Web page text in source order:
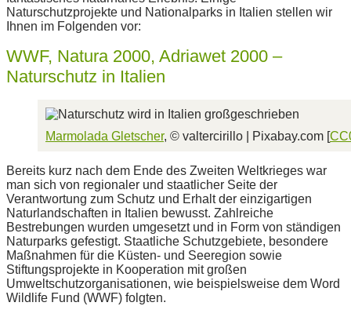
Naturschutzprojekte und Nationalparks in Italien stellen wir
Ihnen im Folgenden vor:
WWF, Natura 2000, Adriawet 2000 –
Naturschutz in Italien
Marmolada Gletscher, © valtercirillo | Pixabay.com [
Bereits kurz nach dem Ende des Zweiten Weltkrieges war
man sich von regionaler und staatlicher Seite der
Verantwortung zum Schutz und Erhalt der einzigartigen
Naturlandschaften in Italien bewusst. Zahlreiche
Bestrebungen wurden umgesetzt und in Form von ständigen
Naturparks gefestigt. Staatliche Schutzgebiete, besondere
Maßnahmen für die Küsten- und Seeregion sowie
Stiftungsprojekte in Kooperation mit großen
Umweltschutzorganisationen, wie beispielsweise dem Word
Wildlife Fund (WWF) folgten.